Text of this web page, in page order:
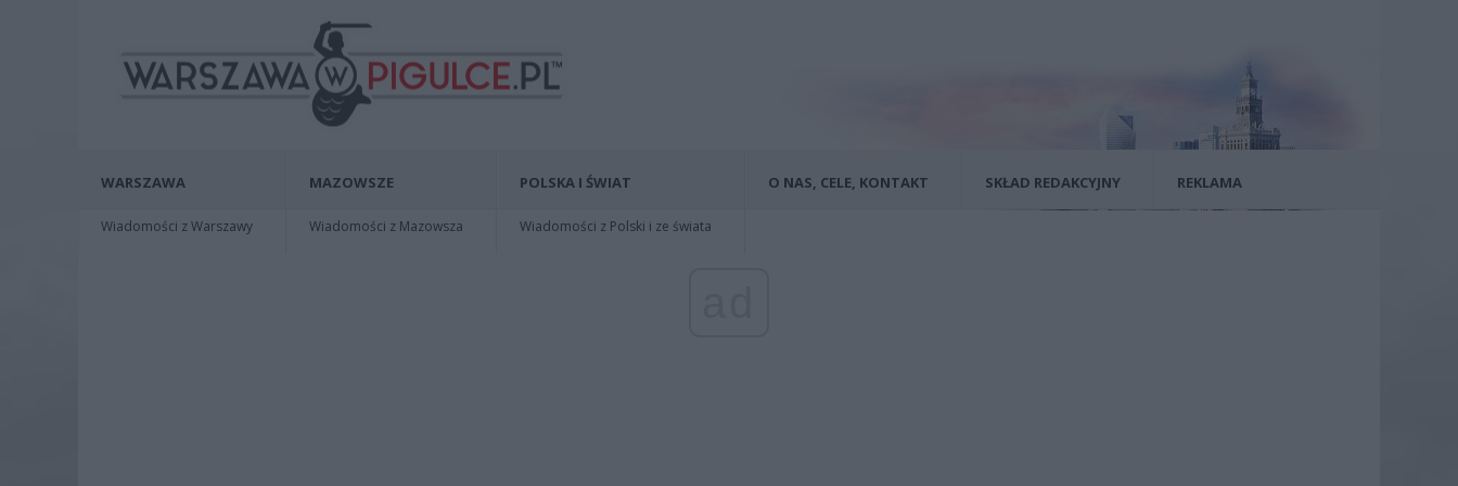
WARSZAWA
Wiadomości z Warszawy
MAZOWSZE
Wiadomości z Mazowsza
POLSKA I ŚWIAT
Wiadomości z Polski i ze świata
O NAS, CELE, KONTAKT SKŁAD REDAKCYJNY REKLAMA